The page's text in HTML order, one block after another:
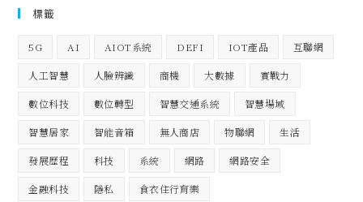
標籤
5G AI AIOT系統 DEFI IOT產品 互聯網
人工智慧 人臉辨識 商機 大數據 實戰力
數位科技 數位轉型 智慧交通系統 智慧場域
智慧居家 智能音箱 無人商店 物聯網 生活
發展歷程 科技 系統 網路 網路安全
金融科技 隱私 食衣住行育樂